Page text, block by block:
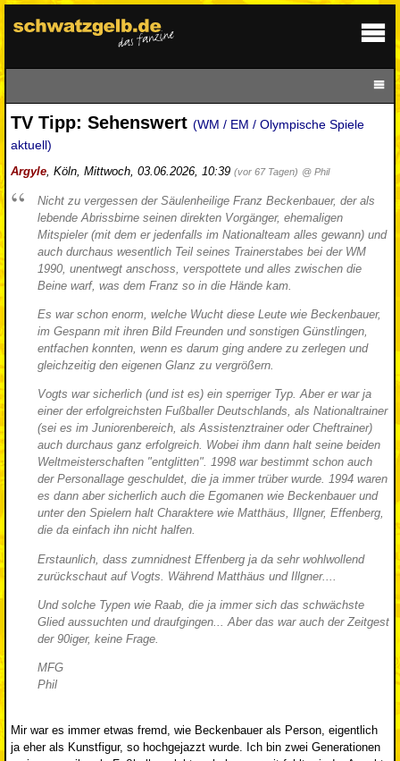
TV Tipp: Sehenswert (WM / EM / Olympische Spiele
aktuell)
Argyle, Köln, Mittwoch, 03.06.2026, 10:39 (vor 67 Tagen) @ Phil
Nicht zu vergessen der Säulenheilige Franz Beckenbauer, der als
lebende Abrissbirne seinen direkten Vorgänger, ehemaligen
Mitspieler (mit dem er jedenfalls im Nationalteam alles gewann) und
auch durchaus wesentlich Teil seines Trainerstabes bei der WM
1990, unentwegt anschoss, verspottete und alles zwischen die
Beine warf, was dem Franz so in die Hände kam.
Es war schon enorm, welche Wucht diese Leute wie Beckenbauer,
im Gespann mit ihren Bild Freunden und sonstigen Günstlingen,
entfachen konnten, wenn es darum ging andere zu zerlegen und
gleichzeitig den eigenen Glanz zu vergrößern.
Vogts war sicherlich (und ist es) ein sperriger Typ. Aber er war ja
einer der erfolgreichsten Fußballer Deutschlands, als Nationaltrainer
(sei es im Juniorenbereich, als Assistenztrainer oder Cheftrainer)
auch durchaus ganz erfolgreich. Wobei ihm dann halt seine beiden
Weltmeisterschaften "entglitten". 1998 war bestimmt schon auch
der Personallage geschuldet, die ja immer trüber wurde. 1994 waren
es dann aber sicherlich auch die Egomanen wie Beckenbauer und
unter den Spielern halt Charaktere wie Matthäus, Illgner, Effenberg,
die da einfach ihn nicht halfen.
Erstaunlich, dass zumnidnest Effenberg ja da sehr wohlwollend
zurückschaut auf Vogts. Während Matthäus und Illgner....
Und solche Typen wie Raab, die ja immer sich das schwächste
Glied aussuchten und draufgingen... Aber das war auch der Zeitgest
der 90iger, keine Frage.
MFG
Phil
Mir war es immer etwas fremd, wie Beckenbauer als Person, eigentlich
ja eher als Kunstfigur, so hochgejazzt wurde. Ich bin zwei Generationen